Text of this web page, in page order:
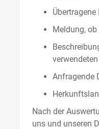
Meldung,
Anfragende
Nach der
uns und unseren